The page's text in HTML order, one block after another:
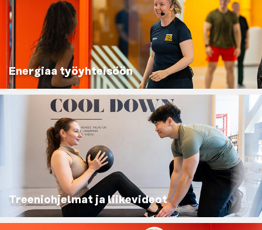
Energiaa työyhteisöön
Treeniohjelmat ja liikevideot